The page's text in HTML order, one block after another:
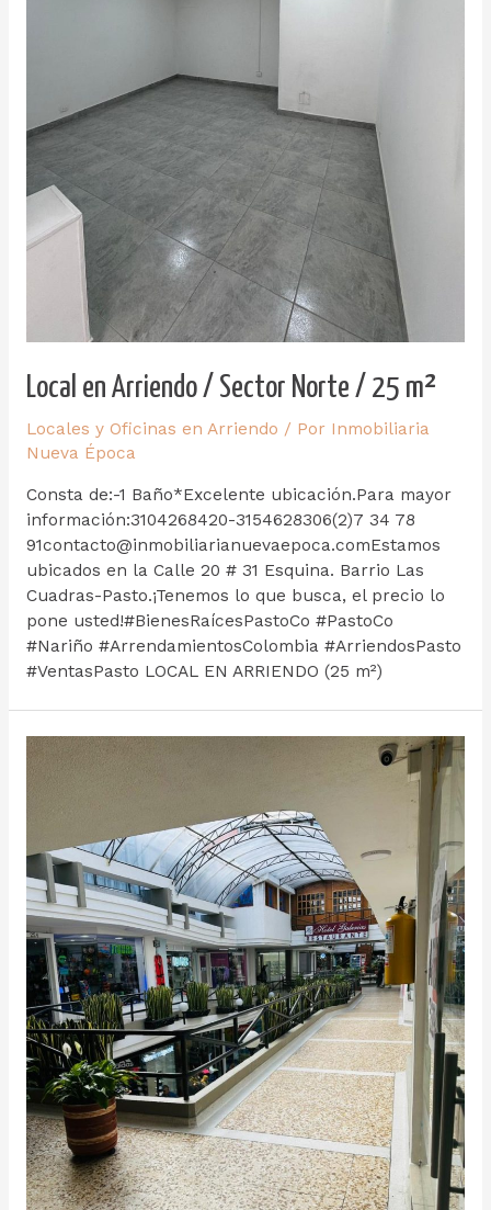
Local en Arriendo / Sector Norte / 25 m²
Locales y Oficinas en Arriendo / Por Inmobiliaria
Nueva Época
Consta de:-1 Baño*Excelente ubicación.Para mayor
información:3104268420-3154628306(2)7 34 78
91contacto@inmobiliarianuevaepoca.comEstamos
ubicados en la Calle 20 # 31 Esquina. Barrio Las
Cuadras-Pasto.¡Tenemos lo que busca, el precio lo
pone usted!#BienesRaícesPastoCo #PastoCo
#Nariño #ArrendamientosColombia #ArriendosPasto
#VentasPasto LOCAL EN ARRIENDO (25 m²)